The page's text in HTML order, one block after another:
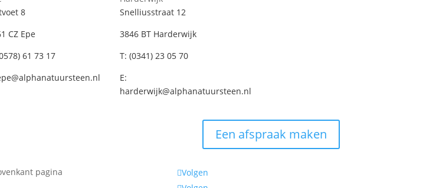
8
CZ Epe
61 73 17
Snelliusstraat 12
3846 BT Harderwijk
T: (0341) 23 05 70
E:
harderwijk@alphanatuursteen.nl
Een afspraak maken
pagina
Volgen